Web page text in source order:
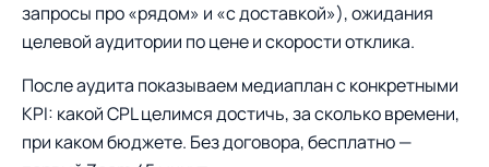
запросы про «рядом» и «с доставкой»), ожидания
целевой аудитории по цене и скорости отклика.
После аудита показываем медиаплан с конкретными
KPI: какой CPL целимся достичь, за сколько времени,
при каком бюджете. Без договора, бесплатно —